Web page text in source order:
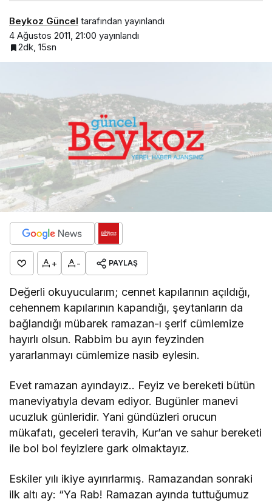
Beykoz Güncel tarafından yayınlandı
4 Ağustos 2011, 21:00 yayınlandı
2dk, 15sn
+ - PAYLAŞ
Değerli okuyucularım; cennet kapılarının açıldığı,
cehennem kapılarının kapandığı, şeytanların da
bağlandığı mübarek ramazan-ı şerif cümlemize
hayırlı olsun. Rabbim bu ayın feyzinden
yararlanmayı cümlemize nasib eylesin.
Evet ramazan ayındayız.. Feyiz ve bereketi bütün
maneviyatıyla devam ediyor. Bugünler manevi
ucuzluk günleridir. Yani gündüzleri orucun
mükafatı, geceleri teravih, Kur’an ve sahur bereketi
ile bol bol feyizlere gark olmaktayız.
Eskiler yılı ikiye ayırırlarmış. Ramazandan sonraki
ilk altı ay: “Ya Rab! Ramazan ayında tuttuğumuz